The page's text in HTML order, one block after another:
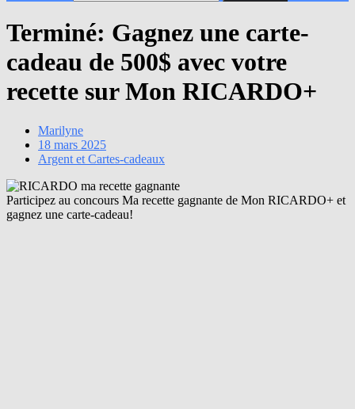
Terminé: Gagnez une carte-
cadeau de 500$ avec votre
recette sur Mon RICARDO+
Marilyne
18 mars 2025
Argent et Cartes-cadeaux
Participez au concours Ma recette gagnante de Mon RICARDO+ et
gagnez une carte-cadeau!